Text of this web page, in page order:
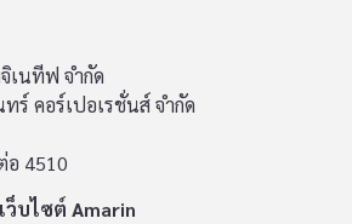
เนทีฟ จำกัด
ร์ คอร์เปอเรชั่นส์ จำกัด
อ 4510
บไซต์ Amarin